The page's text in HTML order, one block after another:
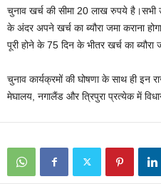
चुनाव खर्च की सीमा 20 लाख रुपये है।सभी
के अंदर अपने खर्च का ब्यौरा जमा कराना
पूरी होने के 75 दिन के भीतर खर्च का ब्यौरा
चुनाव कार्यक्रमों की घोषणा के साथ ही इन
मेघालय, नगालैंड और त्रिपुरा प्रत्येक में